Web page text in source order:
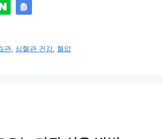
관, 심혈관 건강, 혈압